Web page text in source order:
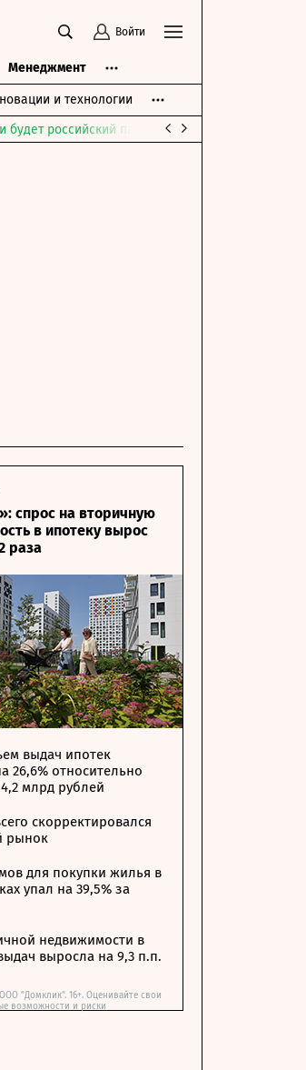
Войти
Менеджмент
и технологии
российский парламент
спрос на вторичную
в ипотеку вырос
раза
выдач ипотек
26,6% относительно
млрд рублей
скорректировался
рынок
для покупки жилья в
упал на 39,5% за
недвижимости в
выросла на 9,3 п.п.
"Домклик". 16+. Оценивайте свои
возможности и риски